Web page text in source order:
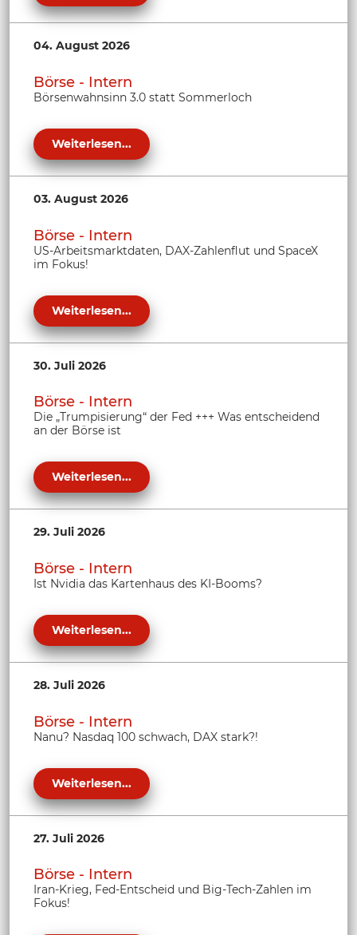
04. August 2026
Börse - Intern
Börsenwahnsinn 3.0 statt Sommerloch
Weiterlesen...
03. August 2026
Börse - Intern
US-Arbeitsmarktdaten, DAX-Zahlenflut und SpaceX
im Fokus!
Weiterlesen...
30. Juli 2026
Börse - Intern
Die „Trumpisierung“ der Fed +++ Was entscheidend
an der Börse ist
Weiterlesen...
29. Juli 2026
Börse - Intern
Ist Nvidia das Kartenhaus des KI-Booms?
Weiterlesen...
28. Juli 2026
Börse - Intern
Nanu? Nasdaq 100 schwach, DAX stark?!
Weiterlesen...
27. Juli 2026
Börse - Intern
Iran-Krieg, Fed-Entscheid und Big-Tech-Zahlen im
Fokus!